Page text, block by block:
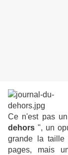
Ce n'est pas
dehors ", un
grande la taille
pages, mais